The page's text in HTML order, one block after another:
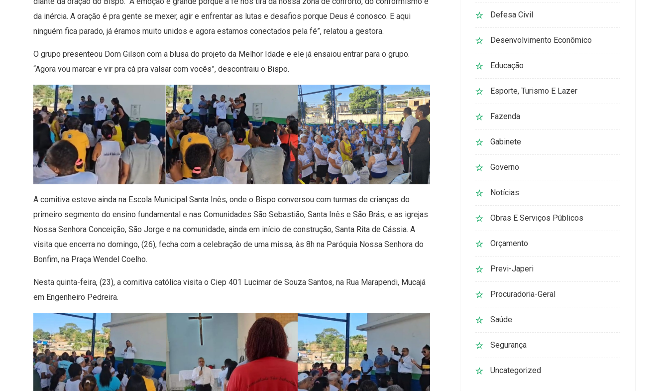
da inércia. A oração é pra gente se mexer, agir e enfrentar as lutas e desafios porque Deus é conosco. E aqui
ninguém fica parado, já éramos muito unidos e agora estamos conectados pela fé”, relatou a gestora.
O grupo presenteou Dom Gilson com a blusa do projeto da Melhor Idade e ele já ensaiou entrar para o grupo.
“Agora vou marcar e vir pra cá pra valsar com vocês”, descontraiu o Bispo.
A comitiva esteve ainda na Escola Municipal Santa Inês, onde o Bispo conversou com turmas de crianças do
primeiro segmento do ensino fundamental e nas Comunidades São Sebastião, Santa Inês e São Brás, e as igrejas
Nossa Senhora Conceição, São Jorge e na comunidade, ainda em início de construção, Santa Rita de Cássia. A
visita que encerra no domingo, (26), fecha com a celebração de uma missa, às 8h na Paróquia Nossa Senhora do
Bonfim, na Praça Wendel Coelho.
Nesta quinta-feira, (23), a comitiva católica visita o Ciep 401 Lucimar de Souza Santos, na Rua Marapendi, Mucajá
em Engenheiro Pedreira.
Defesa Civil
Desenvolvimento Econômico
Educação
Esporte, Turismo E Lazer
Fazenda
Gabinete
Governo
Notícias
Obras E Serviços Públicos
Orçamento
Previ-Japeri
Procuradoria-Geral
Saúde
Segurança
Uncategorized